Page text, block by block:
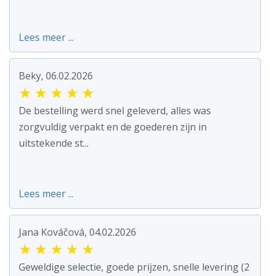
Lees meer ...
Beky, 06.02.2026
★ ★ ★ ★ ★
De bestelling werd snel geleverd, alles was
zorgvuldig verpakt en de goederen zijn in
uitstekende st...
Lees meer ...
Jana Kováčová, 04.02.2026
★ ★ ★ ★ ★
Geweldige selectie, goede prijzen, snelle levering (2